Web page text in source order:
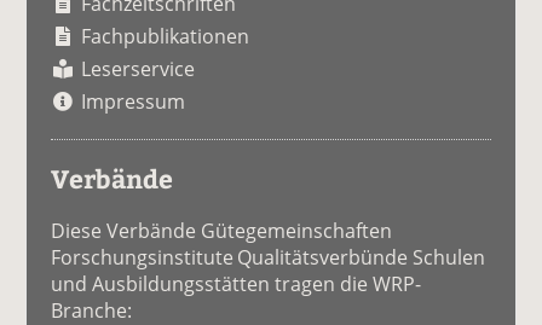
Fachpublikationen
Leserservice
Impressum
Verbände
Diese Verbände Gütegemeinschaften
Forschungsinstitute Qualitätsverbünde Schulen
und Ausbildungsstätten tragen die WRP-
Branche: